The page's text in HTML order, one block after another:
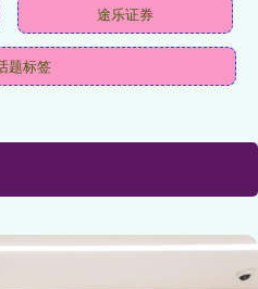
途乐证券
题标签